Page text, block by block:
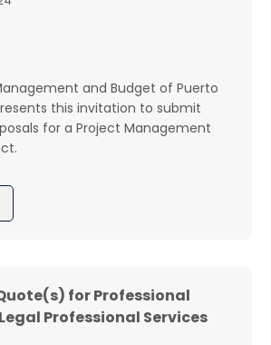
and Budget of Puerto
this invitation to submit
for a Project Management
for Professional
Professional Services